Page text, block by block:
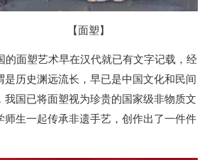
【面塑】
的面塑艺术早在汉代就已有文字记载，经
是历史渊远流长，早已是中国文化和民间
我国已将面塑视为珍贵的国家级非物质文
师生一起传承非遗手艺，创作出了一件件